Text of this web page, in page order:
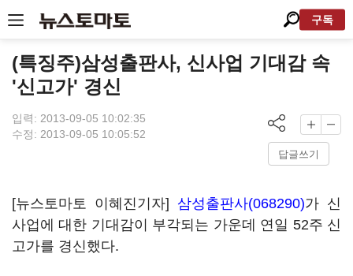
구독
(특징주)삼성출판사, 신사업 기대감 속
'신고가' 경신
입력: 2013-09-05 10:02:35
수정: 2013-09-05 10:05:52
답글쓰기
[뉴스토마토 이혜진기자] 삼성출판사(068290)가 신
사업에 대한 기대감이 부각되는 가운데 연일 52주 신
고가를 경신했다.